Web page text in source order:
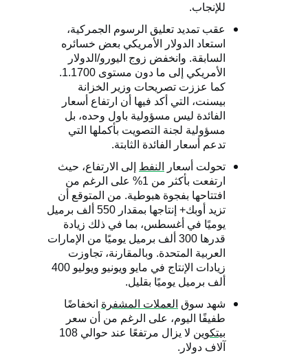
للإنجاب.
عقب تمديد تعليق الرسوم الجمركية،
استعاد الدولار الأمريكي بعض خسائره
السابقة. وانخفض زوج اليورو/الدولار
الأمريكي إلى ما دون مستوى 1.1700.
كما عززت تصريحات وزير الخزانة
بيسنت، التي أكد فيها أن ارتفاع أسعار
الفائدة ليس مسؤولية باول وحده، بل
مسؤولية لجنة التصويت بأكملها التي
تدعم أسعار الفائدة الثابتة.
تحولت أسعار
النفط إلى الارتفاع، حيث
ارتفعت بأكثر من 1% على الرغم من
افتتاحها بفجوة هبوطية. من المتوقع أن
تزيد أوبك+ إنتاجها بمقدار 550 ألف برميل
يوميًا في أغسطس، بما في ذلك زيادة
قدرها 300 ألف برميل يوميًا من الإمارات
العربية المتحدة. وبالمقارنة، تجاوزت
زيادات الإنتاج في مايو ويونيو ويوليو 400
ألف برميل يوميًا بقليل.
شهد سوق العملات المشفرة انخفاضًا
طفيفًا اليوم، على الرغم من أن سعر
بيتكوين
لا يزال مرتفعًا عند حوالي 108
آلاف دولار.